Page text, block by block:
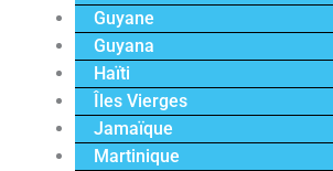
Guyane
Guyana
Haïti
Îles Vierges
Jamaïque
Martinique